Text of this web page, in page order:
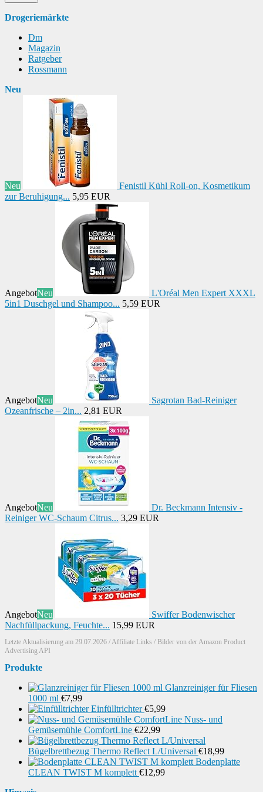
Drogeriemärkte
Dm
Magazin
Ratgeber
Rossmann
Neu
Neu
Fenistil Kühl Roll-on, Kosmetikum
zur Beruhigung... 5,95 EUR
AngebotNeu
L'Oréal Men Expert XXXL
5in1 Duschgel und Shampoo... 5,59 EUR
AngebotNeu
Sagrotan Bad-Reiniger
Ozeanfrische – 2in... 2,81 EUR
AngebotNeu
Dr. Beckmann Intensiv -
Reiniger WC-Schaum Citrus... 3,29 EUR
AngebotNeu
Swiffer Bodenwischer
Nachfüllpackung, Feuchte... 15,99 EUR
Letzte Aktualisierung am 29.07.2026 / Affiliate Links / Bilder von der Amazon Product
Advertising API
Produkte
Glanzreiniger für Fliesen
1000 ml €7,99
Einfülltrichter €5,99
Nuss- und
Gemüsemühle ComfortLine €22,99
Bügelbrettbezug Thermo Reflect L/Universal €18,99
Bodenplatte
CLEAN TWIST M komplett €12,99